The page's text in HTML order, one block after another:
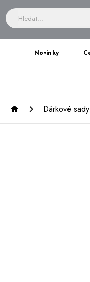
Novinky
Dárkové sady